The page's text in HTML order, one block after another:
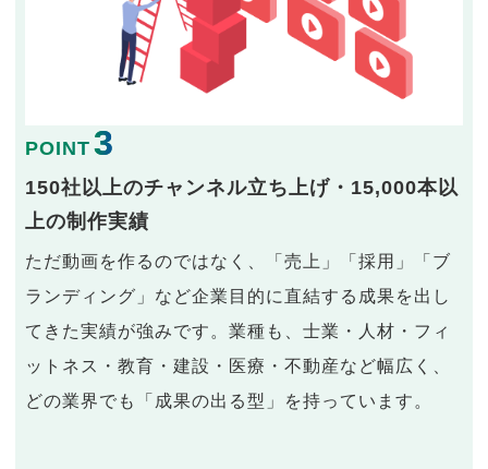
POINT 3
150社以上のチャンネル立ち上げ・15,000本以
上の制作実績
ただ動画を作るのではなく、「売上」「採用」「ブ
ランディング」など企業目的に直結する成果を出し
てきた実績が強みです。業種も、士業・人材・フィ
ットネス・教育・建設・医療・不動産など幅広く、
どの業界でも「成果の出る型」を持っています。